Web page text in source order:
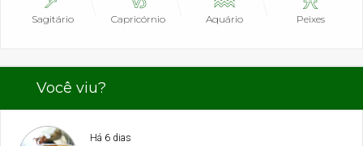
Sagitário Capricórnio Aquário Peixes
Você viu?
Há 6 dias